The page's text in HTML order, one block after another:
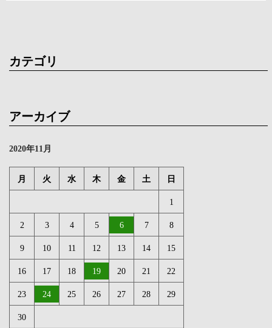
化
月
カテゴリ
アーカイブ
2020年11月
月 火 水 木 金 土 日
1
2 3 4 5 6 7 8
9 10 11 12 13 14 15
16 17 18 19 20 21 22
23 24 25 26 27 28 29
30